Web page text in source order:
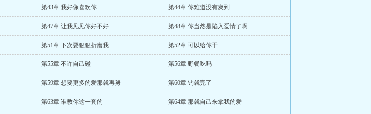
第43章 我好像喜欢你 第44章 你难道没有爽到
第47章 让我见见你好不好 第48章 你当然是陷入爱情了啊
第51章 下次要狠狠折磨我 第52章 可以给你干
第55章 不许自己碰 第56章 野餐吃吗
第59章 想要更多的爱那就再努 第60章 钓就完了
第63章 谁教你这一套的 第64章 那就自己来拿我的爱